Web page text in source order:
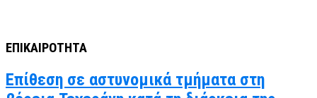
ΕΠΙΚΑΙΡΟΤΗΤΑ
Επίθεση σε αστυνομικά τμήματα στη